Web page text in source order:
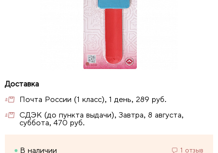
Почта России (1 класс), 1 день, 289 руб.
СДЭК (до пункта выдачи), Завтра, 8 августа,
суббота, 470 руб.
В наличии 1 отзыв